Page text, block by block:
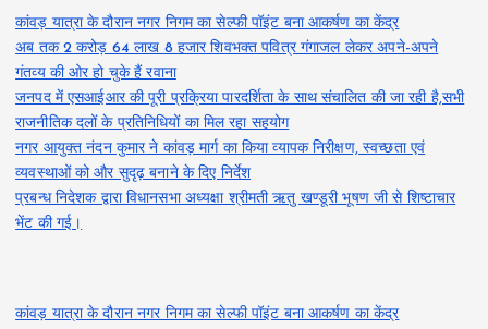
कांवड़ यात्रा के दौरान नगर निगम का सेल्फी पॉइंट बना आकर्षण का केंद्र
अब तक 2 करोड़ 64 लाख 8 हजार शिवभक्त पवित्र गंगाजल लेकर अपने-अपने
गंतव्य की ओर हो चुके हैं रवाना
जनपद में एसआईआर की पूरी प्रक्रिया पारदर्शिता के साथ संचालित की जा रही है,सभी
राजनीतिक दलों के प्रतिनिधियों का मिल रहा सहयोग
नगर आयुक्त नंदन कुमार ने कांवड़ मार्ग का किया व्यापक निरीक्षण, स्वच्छता एवं
व्यवस्थाओं को और सुदृढ़ बनाने के दिए निर्देश
प्रबन्ध निदेशक द्वारा विधानसभा अध्यक्षा श्रीमती ऋतु खण्डूरी भूषण जी से शिष्टाचार
भेंट की गई।
कांवड़ यात्रा के दौरान नगर निगम का सेल्फी पॉइंट बना आकर्षण का केंद्र